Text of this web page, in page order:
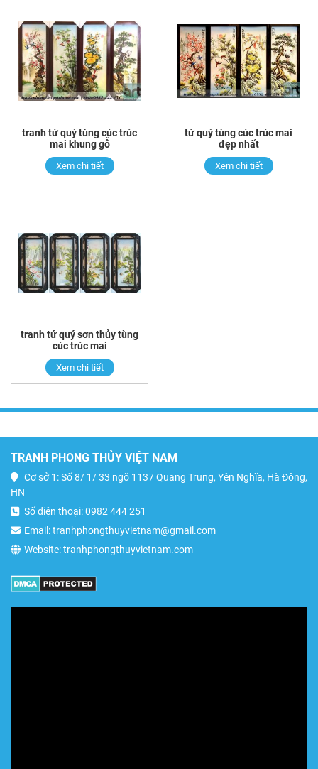
tranh tứ quý tùng cúc trúc
mai khung gỗ
Xem chi tiết
tứ quý tùng cúc trúc mai
đẹp nhất
Xem chi tiết
tranh tứ quý sơn thủy tùng
cúc trúc mai
Xem chi tiết
TRANH PHONG THỦY VIỆT NAM
Cơ sở 1: Số 8/ 1/ 33 ngõ 1137 Quang Trung, Yên Nghĩa, Hà Đông,
HN
Số điện thoại: 0982 444 251
Email: tranhphongthuyvietnam@gmail.com
Website: tranhphongthuyvietnam.com